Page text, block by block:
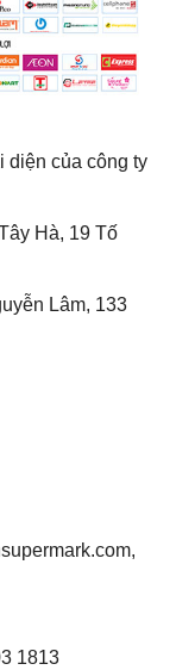
diện của công ty
Hà, 19 Tố
Lâm, 133
1813